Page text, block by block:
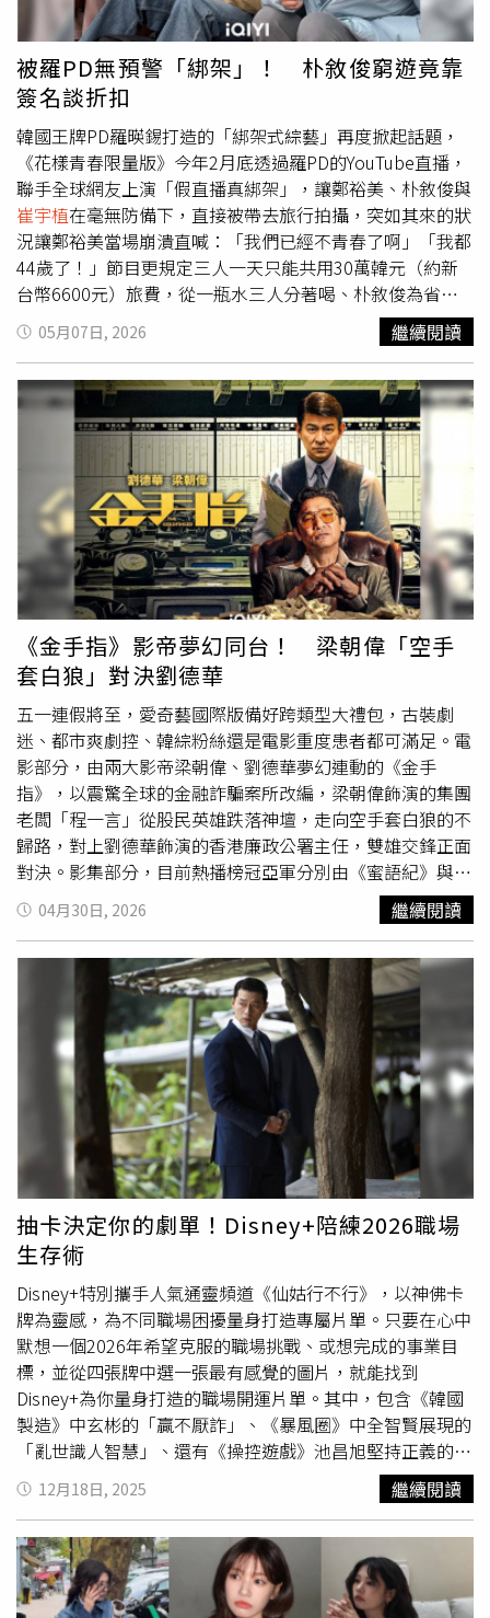
頭時他立刻有了靈感：「企鵝求偶的方式就是送牠們最漂亮
的石頭，所以我要從這當中選一顆最漂亮的當禮物」，直言
「這就是讓廉知道我在乎他的最好方式」，真摯發言讓粉絲
直呼「簡直是告白！」海人隨後貼心補充，因為廉來到洛杉
磯只帶了一個小包包，因此小巧的石頭可以讓他輕鬆帶回
家，並且還精心挑選了和永瀨廉應援色相同的黑色石頭。而
來到巧克力專賣店的廉則一次挑了五片包裝有可愛插畫的巧
克力，面對工作人員的詢問，他肯定表示：「海人喜歡吃巧
克力，而且他最愛包裝可愛的東西了」。對彼此的透徹了解
與禮物背後的深刻意義，再度證實了兩人超越言語的深厚情
誼，也使這趟旅程如同大型「公費戀愛現場」。除了King &
Prince的洛杉磯浪漫之旅，Disney+還集結多部旅遊實境節
目，《ARE YOU SURE?!》由BTS防彈少年團「忙內LINE」
Jimin和Jung Kook，兩季走訪紐約、濟州島、札幌、阿爾
卑斯山等地；《我是加百列》則由朴寶劍、BLACKPINK
Jennie、池昌旭、廉惠蘭等卡司，挑戰與異國陌生人交換72
小時人生，真實展現藝人褪去鎂光燈後的日常樣貌。此外，
《IN THE SOOP：友情旅行》跟著「Wooga家族」金泰亨
V、朴敘俊、崔宇植、朴炯植及Peakboy展開慢活之旅；
《Travis Japan 到美國放暑假》陪伴七位成員重返成名起
點，而《與Snow Man同行》則可看到全員與機器人同行，
展開縱貫日本的熱血公路之旅。朴寶劍（右）在《我是加百
列》與陌生人互換人生。（圖／Disney+提供）
被羅PD無預警「綁架」！ 朴敘俊窮遊竟靠
簽名談折扣
韓國王牌PD羅暎錫打造的「綁架式綜藝」再度掀起話題，
《花樣青春限量版》今年2月底透過羅PD的YouTube直播，
聯手全球網友上演「假直播真綁架」，讓鄭裕美、朴敘俊與
崔宇植在毫無防備下，直接被帶去旅行拍攝，突如其來的狀
況讓鄭裕美當場崩潰直喊：「我們已經不青春了啊」「我都
44歲了！」節目更規定三人一天只能共用30萬韓元（約新
台幣6600元）旅費，從一瓶水三人分著喝、朴敘俊為省旅
店費用竟趁被要簽名時順便殺個價，到
自爆兩天沒洗
澡的「內褲危機」，超真實又毫無偶包的互動也讓三人「真
朋友化學反應」大爆發。《花樣青春》系列最大的招牌特
色，就是羅PD毫無預警的「綁架式旅行」。不論是首次見
面、宣傳拍攝、頒獎典禮，甚至慶功旅行現場，出演者都可
能在毫無準備下被直接帶往海外拍攝。這次羅暎錫同樣為鄭
裕美、朴敘俊與崔宇植精心策劃「綁架任務」，甚至特地安
排YouTube即時直播作為掩護，成功騙過這群綜藝老手。三
人從《尹食堂》到《瑞鎮家》長年與羅PD合作，早已被視
為「羅PD綜藝宇宙」中的核心成員之一，彼此默契深厚，
也因此讓這次突如其來的「被綁架」反應更加真實爆笑。直
到三人看到現場掛著「祝鄭裕美、朴敘俊、崔宇植旅途平
安」的布條後，才終於驚覺自己正式掉入羅PD的陷阱。聽
到旅遊規定後，鄭裕美更一臉欲哭無淚地表示：「我已經44
歲了，不青春了啦！」意外誕生「44姐」新綽號。三人隨後
只帶著隨身包包，正式展開「限制版流浪旅程」，不但每天
都必須移動至不同城市，還被限制每日只能共用30萬韓元預
算、全面禁止使用手機，只能依靠每天早上提供的一項福利
艱難生存。然而旅程才剛開始，三人便立刻迎來現實暴擊。
即使已是韓國演藝圈一線明星，三人仍坐在首爾站階梯一起
分食餃子、共喝一瓶水，只為了省下更多旅費。沒想到光是
韓版高鐵KTX車票，就瞬間花掉將近一半預算，隨後又碰上
突如其來的大雪，讓旅程難度再度升級。身兼「總務」的朴
敘俊也瞬間切換成「省錢一哥模式」，甚至連入住旅店被要
簽名時都不忘想辦法殺價，窮遊感十足。除了預算危機外，
更全程深陷「內褲危機」。他坦言因為燙髮後被叮嚀
不能洗頭，連帶自己已經兩天沒洗澡，「內褲真的沒辦法再
撐到明天了」，甚至苦惱如果沒錢買新內褲，恐怕只能靠街
頭賣藝籌錢。從住宿、伙食到內褲問題全都毫無保留公開分
享，也讓三人毫無偶包的真朋友化學反應成為節目最大亮點
之一。
05月07日, 2026 繼續閱讀
《金手指》影帝夢幻同台！ 梁朝偉「空手
套白狼」對決劉德華
五一連假將至，愛奇藝國際版備好跨類型大禮包，古裝劇
迷、都市爽劇控、韓綜粉絲還是電影重度患者都可滿足。電
影部分，由兩大影帝梁朝偉、劉德華夢幻連動的《金手
指》，以震驚全球的金融詐騙案所改編，梁朝偉飾演的集團
老闆「程一言」從股民英雄跌落神壇，走向空手套白狼的不
歸路，對上劉德華飾演的香港廉政公署主任，雙雄交鋒正面
對決。影集部分，目前熱播榜冠亞軍分別由《蜜語紀》與
《佳偶天成》包辦，兩部劇正值劇情最高潮階段，仙俠古裝
《佳偶天成》由任嘉倫、王鶴潤主演，有別於仙俠劇主角總
是不斷獲得超越常人的神力，《佳偶天成》反其道而行，主
角陸千喬（任嘉倫 飾）的整條成長線是慢慢學會看見顏
色、嘗出味道、感受疼痛，一步一步成為一個真正的
「人」。任嘉倫本人在訪問中也難掩對這個角色的依依不
捨，直言：「演完了這次，下一次不知道什麼時候再能碰上
這樣的角色了。」《佳偶天成》任嘉倫（右）與王鶴潤先婚
後愛。（圖／iQIYI愛奇藝國際版）都會情感劇《蜜語紀》熱
度持續飆高，劇情深刻描繪現代女性在婚姻、職場中歷經挫
折重新站起的故事，豪門闊太許蜜語（朱珠 飾）在發現老
公出軌後，一夕淨身出戶、從保潔人員一路逆襲，狗血程度
完全不輸八點檔。男女主角鍾漢良與朱珠的成熟愛情推拉也
讓人看得心癢癢。綜藝部分，《花樣青春限量版》登場，特
別開設假直播「綁架」大明星，設計一場直接出發的窮遊壯
舉。這回的主角們，就是韓國演藝圈公認死黨組合鄭裕美、
朴敘俊、 崔宇植，他們每人僅帶著10萬韓元，在完全不知道
要去哪、住哪、怎麼走的狀況下展開「韓國流浪記」。新一
季《奔跑吧14》火力全開，由李晨、鄭愷兩位全勤14季的
元老繼續坐鎮，搭配沙溢、白鹿、范丞丞、張真源等常駐陣
容，首集迎來嘉賓「時代少年團」，剛播出就笑料不斷。韓
國戀綜《Heart Signal 5》同步持續更新，甜蜜心動戲碼一
集接一集，讓人隔著螢幕都感受到戀愛的滋味。追完劇再追
綜藝，五一連假從古裝仙俠到都市逆襲、韓綜好友局到港片
雙雄對決，愛奇藝國際版滿足所有觀眾的口味。連假躺平不
無聊，打開愛奇藝國際版就對了。
04月30日, 2026 繼續閱讀
抽卡決定你的劇單！Disney+陪練2026職場
生存術
Disney+特別攜手人氣通靈頻道《仙姑行不行》，以神佛卡
牌為靈感，為不同職場困擾量身打造專屬片單。只要在心中
默想一個2026年希望克服的職場挑戰、或想完成的事業目
標，並從四張牌中選一張最有感覺的圖片，就能找到
Disney+為你量身打造的職場開運片單。其中，包含《韓國
製造》中玄彬的「贏不厭詐」、《暴風圈》中全智賢展現的
「亂世識人智慧」、還有《操控遊戲》池昌旭堅持正義的熱
血等「職場前輩」，讓觀眾從故事中汲取智慧，為新的一年
儲備滿滿職場戰鬥力。請於心中默想2026年想解惑的職場
問題，並依直覺選擇卡牌。（圖／Disney+提供）卡牌A：月
老星君——相信自己是「養成系」明日之星2026或許不是你
爆發年，卻是養成實力的一年。選擇這張牌的你在人際、合
作中可能遇到瓶頸，月老星君提醒：事業方面先「不要
12月18日, 2025 繼續閱讀